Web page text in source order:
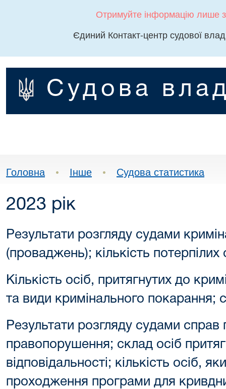
Отримуйте інформацію лише
Єдиний Контакт-центр судової
Судова
Головна • Інше • Судова статистика
2023 рік
Результати розгляду судами
(проваджень); кількість потерпілих
Кількість осіб, притягнутих до
та види кримінального покарання;
Результати розгляду судами справ
правопорушення; склад осіб
відповідальності; кількість осіб,
проходження програми для